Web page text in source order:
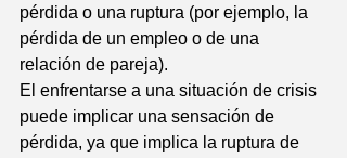
pérdida o una ruptura (por ejemplo, la
pérdida de un empleo o de una
relación de pareja).
El enfrentarse a una situación de crisis
puede implicar una sensación de
pérdida, ya que implica la ruptura de